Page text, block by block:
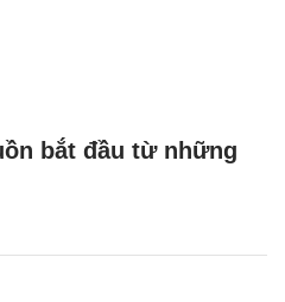
bắt đầu từ những